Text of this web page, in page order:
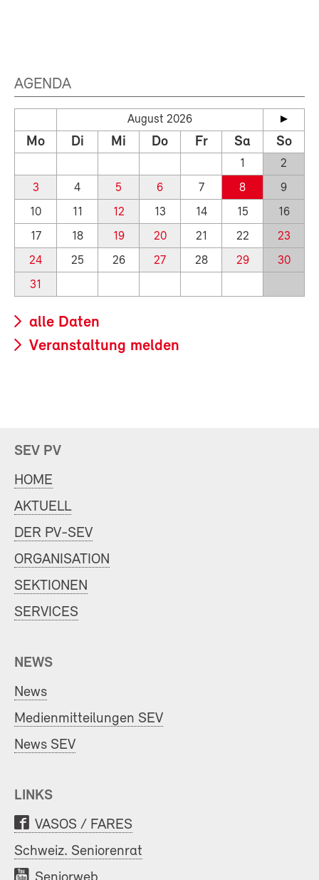
AGENDA
August 2026
Mo Di Mi Do Fr Sa So
1
2
3
4 5 6 7 8
9
10
11 12 13 14 15
16
17
18 19 20 21 22
23
24
25 26 27 28 29
30
31
alle Daten
Veranstaltung melden
SEV PV
HOME
AKTUELL
DER PV-SEV
ORGANISATION
SEKTIONEN
SERVICES
NEWS
News
Medienmitteilungen SEV
News SEV
LINKS
VASOS / FARES
Schweiz. Seniorenrat